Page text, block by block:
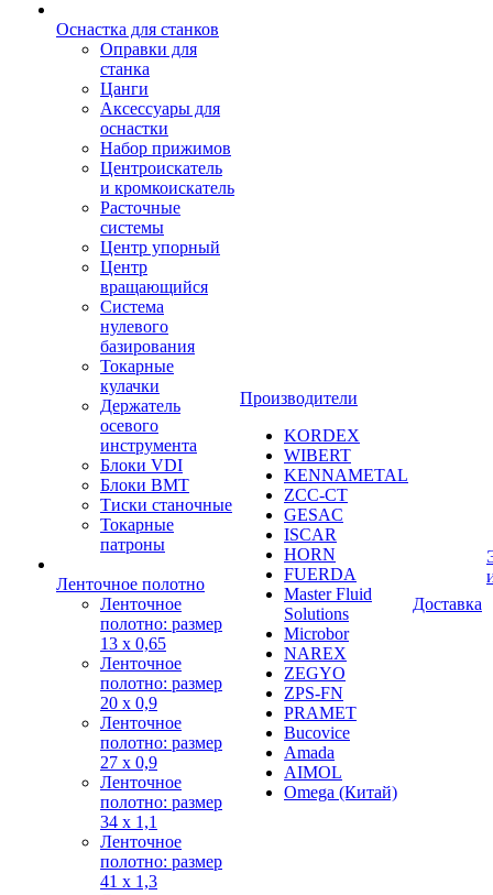
Оснастка для станков
Оправки для
станка
Цанги
Аксессуары для
оснастки
Набор прижимов
Центроискатель
и кромкоискатель
Расточные
системы
Центр упорный
Центр
вращающийся
Система
нулевого
базирования
Токарные
кулачки
Держатель
осевого
инструмента
Блоки VDI
Блоки BMT
Тиски станочные
Токарные
патроны
Ленточное полотно
Ленточное
полотно: размер
13 х 0,65
Ленточное
полотно: размер
20 х 0,9
Ленточное
полотно: размер
27 х 0,9
Ленточное
полотно: размер
34 х 1,1
Ленточное
полотно: размер
41 х 1,3
Производители
KORDEX
WIBERT
KENNAMETAL
ZCC-CT
GESAC
ISCAR
HORN
FUERDA
Master Fluid
Solutions
Microbor
NAREX
ZEGYO
ZPS-FN
PRAMET
Bucovice
Amada
AIMOL
Omega (Китай)
Доставка